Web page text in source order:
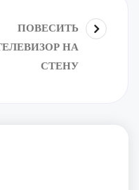
ПОВЕСИТЬ
НА
СТЕНУ